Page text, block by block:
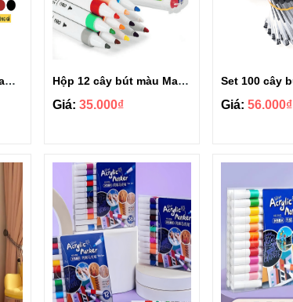
Kéo văn phòng Deli cao cấp 18cm E6009 Hộp 12 cây bút màu Marker Acrylic ColoRun EC189-12
Giá: 35.000₫ Giá:56.000₫